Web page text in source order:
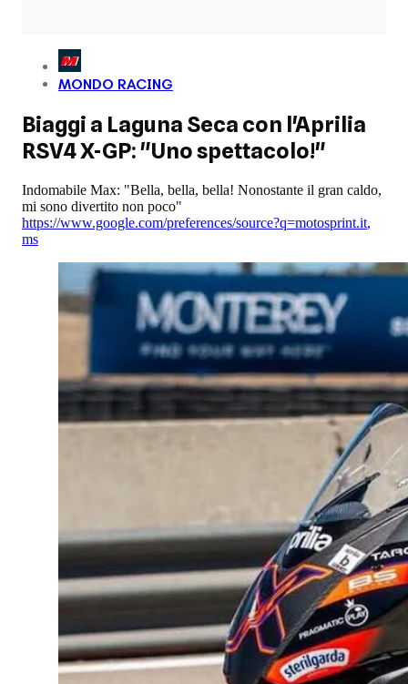
MONDO RACING
Biaggi a Laguna Seca con l'Aprilia
RSV4 X-GP: "Uno spettacolo!"
Indomabile Max: "Bella, bella, bella! Nonostante il gran caldo,
mi sono divertito non poco"
https://www.google.com/preferences/source?q=motosprint.it,
ms